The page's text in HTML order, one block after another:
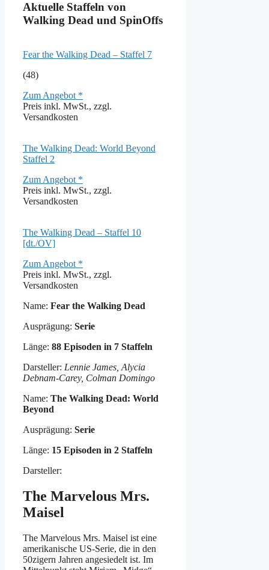
Aktuelle Staffeln von
Walking Dead und SpinOffs
Fear the Walking Dead – Staffel 7
(48)
Zum Angebot *
Preis inkl. MwSt., zzgl.
Versandkosten
The Walking Dead: World Beyond
Staffel 2
Zum Angebot *
Preis inkl. MwSt., zzgl.
Versandkosten
The Walking Dead – Staffel 10
[dt./OV]
Zum Angebot *
Preis inkl. MwSt., zzgl.
Versandkosten
Name: Fear the Walking Dead
Ausprägung: Serie
Länge: 88 Episoden in 7 Staffeln
Darsteller: Lennie James, Alycia
Debnam-Carey, Colman Domingo
Name: The Walking Dead: World
Beyond
Ausprägung: Serie
Länge: 15 Episoden in 2 Staffeln
Darsteller:
The Marvelous Mrs.
Maisel
The Marvelous Mrs. Maisel ist eine
amerikanische US-Serie, die in den
50zigern Jahren angesiedelt ist. Im